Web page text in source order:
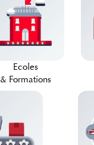
Ecoles
& Formations